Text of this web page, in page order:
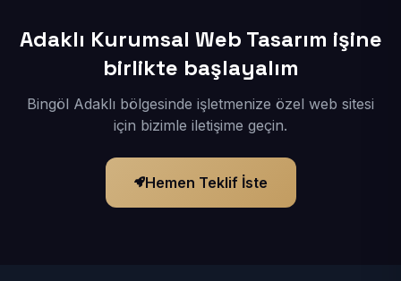
Adaklı Kurumsal Web Tasarım işine
birlikte başlayalım
Bingöl Adaklı bölgesinde işletmenize özel web sitesi
için bizimle iletişime geçin.
Hemen Teklif İste